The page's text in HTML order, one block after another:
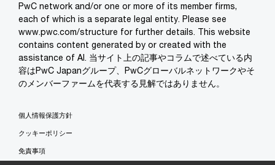
PwC network and/or one or more of its member firms,
each of which is a separate legal entity. Please see
www.pwc.com/structure for further details. This website
contains content generated by or created with the
assistance of AI. 当サイト上の記事やコラムで述べている内
容はPwC Japanグループ、PwCグローバルネットワークやそ
のメンバーファームを代表する見解ではありません。
個人情報保護方針
クッキーポリシー
免責事項